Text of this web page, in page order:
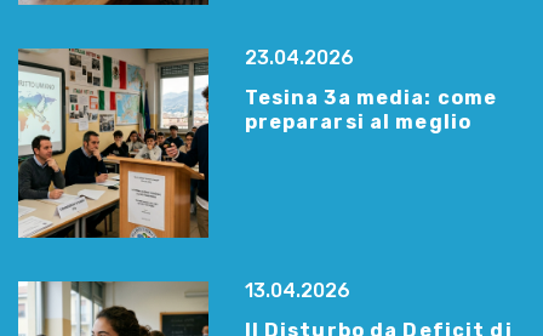
23.04.2026
Tesina 3a media: come
prepararsi al meglio
13.04.2026
Il Disturbo da Deficit di